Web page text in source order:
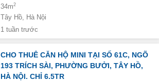
34m2
Tây Hồ, Hà Nội
1 tuần trước
CHO THUÊ CĂN HỘ MINI TẠI SỐ 61C, NGÕ
193 TRÍCH SÀI, PHƯỜNG BƯỞI, TÂY HỒ,
HÀ NỘI. CHỈ 6.5TR